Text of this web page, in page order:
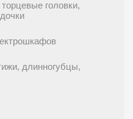
головки,
длинногубцы,